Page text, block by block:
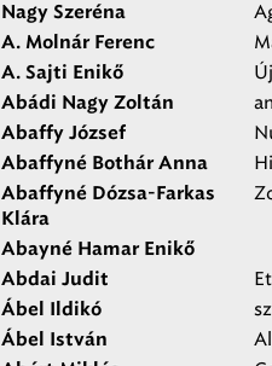
Nagy Szeréna
A. Molnár Ferenc
A. Sajti Enikő
Abádi Nagy Zoltán
Abaffy József
Abaffyné Bothár Anna
Abaffyné Dózsa-Farkas
Klára
Abayné Hamar Enikő
Abdai Judit
Ábel Ildikó
Ábel István